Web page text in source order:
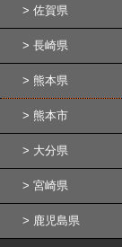
佐賀県
長崎県
熊本県
熊本市
大分県
宮崎県
鹿児島県